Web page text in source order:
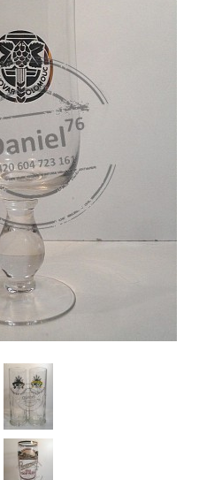
604 723 161
Republika
pivovarů a jiné pivní relikvie.
zaplatím.Po domluvě za
přijedu.Předem Vám děkuji za
723 161 (stačí prozvonit zavolám
Dandan76@seznam.cz
Aktualizováno: 7. 6. 2026